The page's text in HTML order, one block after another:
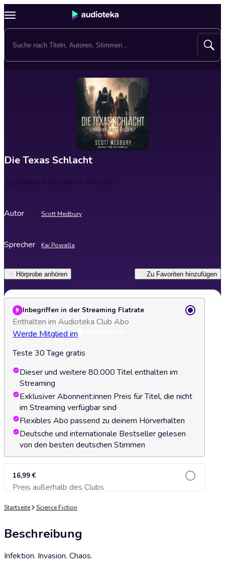
Die Texas Schlacht
Spieldauer5 Stunden 6 Minuten
Autor Scott Medbury
Sprecher Kai Powalla
Hörprobe anhören Zu Favoriten hinzufügen
Inbegriffen in der Streaming Flatrate
Enthalten im Audioteka Club Abo
Werde Mitglied im
Teste 30 Tage gratis
Dieser und weitere 80.000 Titel enthalten im
Streaming
Exklusiver Abonnent:innen Preis für Titel, die nicht
im Streaming verfügbar sind
Flexibles Abo passend zu deinem Hörverhalten
Deutsche und internationale Bestseller gelesen
von den besten deutschen Stimmen
16,99 €
Preis außerhalb des ClubsZum Warenkorb hinzufügen
Startseite Science Fiction
Beschreibung
Infektion. Invasion. Chaos.